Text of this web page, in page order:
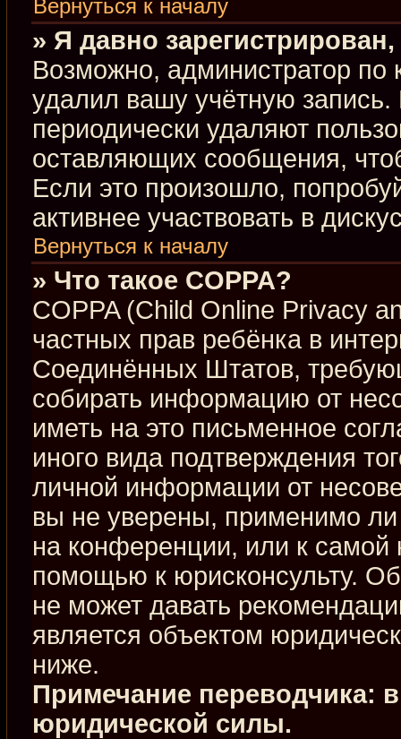
Вернуться к началу
» Я давно
Возможно, администратор по
удалил вашу учётную
периодически удаляют
оставляющих сообщения,
Если это произошло,
активнее участвовать в
Вернуться к началу
» Что такое COPPA?
COPPA (Child Online Privacy
частных прав ребёнка в
Соединённых Штатов,
собирать информацию от
иметь на это письменное
иного вида подтверждения
личной информации от
вы не уверены, применимо
на конференции, или к самой
помощью к юрисконсульту.
не может давать
является объектом
ниже.
Примечание переводчика:
юридической силы.